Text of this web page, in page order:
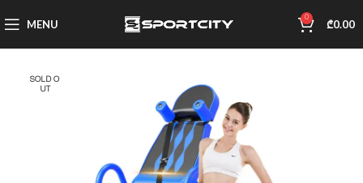
MENU 0 ₾0.00
SOLD O
UT